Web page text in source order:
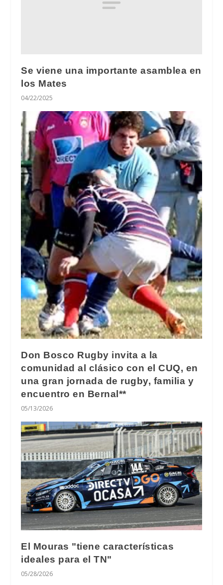
Se viene una importante asamblea en
los Mates
04/22/2025
Don Bosco Rugby invita a la
comunidad al clásico con el CUQ, en
una gran jornada de rugby, familia y
encuentro en Bernal**
05/13/2026
El Mouras "tiene características
ideales para el TN"
05/28/2026